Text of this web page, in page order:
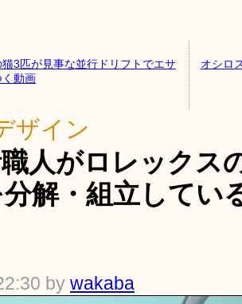
猫3匹が見事な並行ドリフトでエサ
く動画
オシロ
ザイン
人がロレックス
解・組立してい
by wakaba